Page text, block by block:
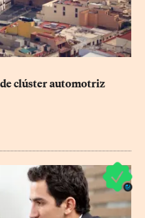
clúster automotriz